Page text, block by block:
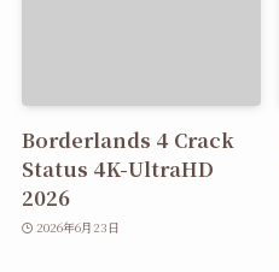
Borderlands 4 Crack
Status 4K-UltraHD
2026
2026年6月23日